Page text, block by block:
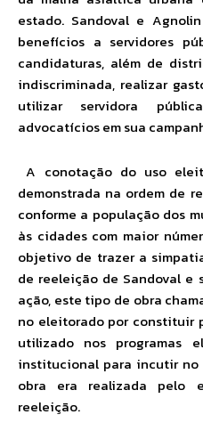
estado. Sandoval e
benefícios a servidores
candidaturas, além de
indiscriminada, realizar
utilizar servidora
advocatícios em sua
A conotação do uso
demonstrada na ordem de
conforme a população dos
às cidades com maior
objetivo de trazer a
de reeleição de Sandoval e
ação, este tipo de obra
no eleitorado por constituir
utilizado nos programas
institucional para incutir
obra era realizada pelo
reeleição.